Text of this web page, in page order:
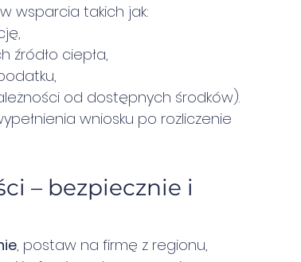
wsparcia takich jak:
źródło ciepła,
od dostępnych środków).
wniosku po rozliczenie
– bezpiecznie i
, postaw na firmę z regionu,